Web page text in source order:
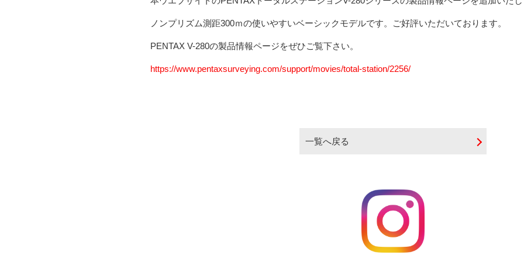
ノンプリズム測距300ｍの使いやすいベーシックモデルです。ご好評いただいております。
PENTAX V-280の製品情報ページをぜひご覧下さい。
https://www.pentaxsurveying.com/support/movies/total-station/2256/
一覧へ戻る